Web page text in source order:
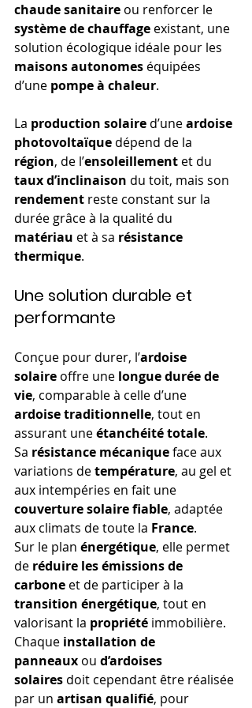
chaude sanitaire ou renforcer le
système de chauffage existant, une
solution écologique idéale pour les
maisons autonomes équipées
d’une pompe à chaleur.
La production solaire d’une ardoise
photovoltaïque dépend de la
région, de l’ensoleillement et du
taux d’inclinaison du toit, mais son
rendement reste constant sur la
durée grâce à la qualité du
matériau et à sa résistance
thermique.
Une solution durable et
performante
Conçue pour durer, l’ardoise
solaire offre une longue durée de
vie, comparable à celle d’une
ardoise traditionnelle, tout en
assurant une étanchéité totale.
Sa résistance mécanique face aux
variations de température, au gel et
aux intempéries en fait une
couverture solaire fiable, adaptée
aux climats de toute la France.
Sur le plan énergétique, elle permet
de réduire les émissions de
carbone et de participer à la
transition énergétique, tout en
valorisant la propriété immobilière.
Chaque installation de
panneaux ou d’ardoises
solaires doit cependant être réalisée
par un artisan qualifié, pour